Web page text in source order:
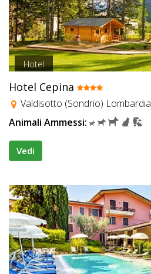
Registrati
Hotel
Hotel Cepina
Valdisotto (Sondrio) Lombardia
Animali Ammessi:
Vedi